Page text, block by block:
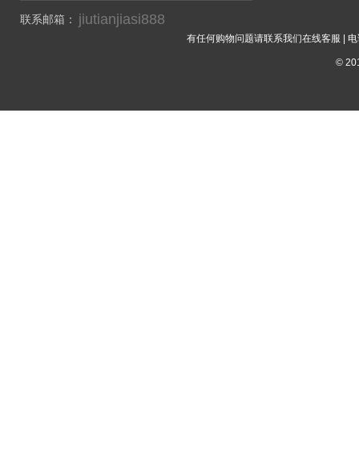
联系邮箱： jiutianjiasi888
有任何购物问题请联系我们在线客服 |
©